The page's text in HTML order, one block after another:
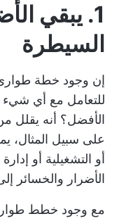
1. يبقي
السيطرة
إن وجود خطة
للتعامل مع أي شيء
الأفضل؟ أنه يقلل
على سبيل المثال،
أو التشغيلية أو
الأضرار والخسائر
مع وجود خطط